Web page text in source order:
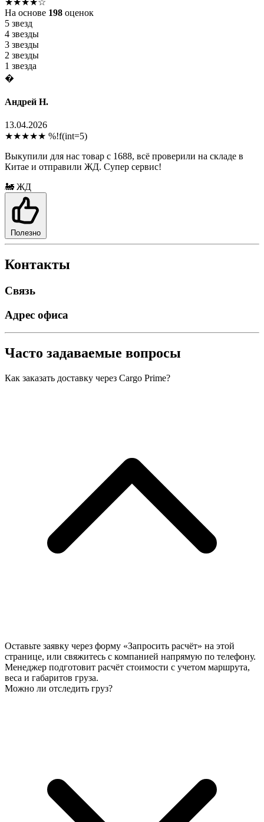
На основе 198 оценок
5 звезд
4 звезды
3 звезды
2 звезды
1 звезда
�
Андрей Н.
13.04.2026
★★★★★ %!f(int=5)
Выкупили для нас товар с 1688, всё проверили на складе в
Китае и отправили ЖД. Супер сервис!
🚂 ЖД
Полезно
Контакты
Связь
Адрес офиса
Часто задаваемые вопросы
Как заказать доставку через Cargo Prime?
Оставьте заявку через форму «Запросить расчёт» на этой
странице, или свяжитесь с компанией напрямую по телефону.
Менеджер подготовит расчёт стоимости с учетом маршрута,
веса и габаритов груза.
Можно ли отследить груз?